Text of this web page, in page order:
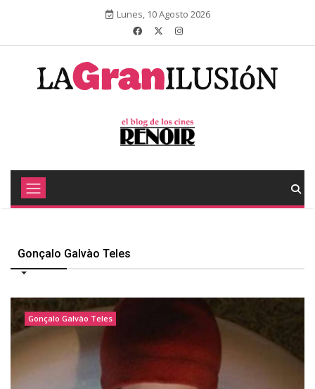
Lunes, 10 Agosto 2026
Gonçalo Galvào Teles
Gonçalo Galvào Teles